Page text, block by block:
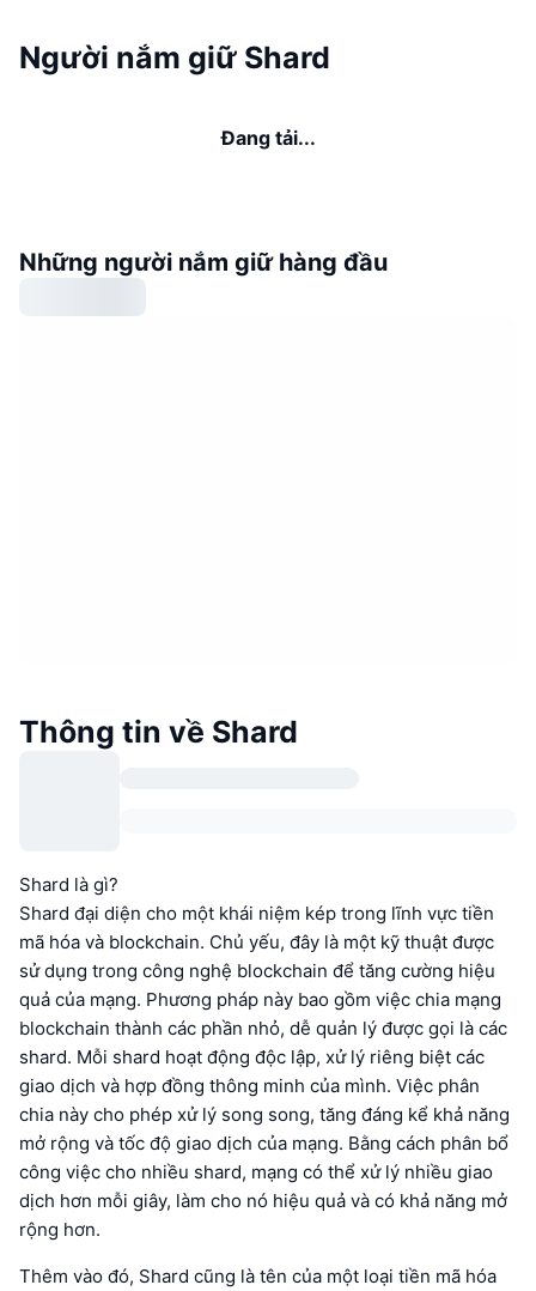
Người nắm giữ Shard
Đang tải...
Những người nắm giữ hàng đầu
Thông tin về Shard
Shard là gì?
Shard đại diện cho một khái niệm kép trong lĩnh vực tiền
mã hóa và blockchain. Chủ yếu, đây là một kỹ thuật được
sử dụng trong công nghệ blockchain để tăng cường hiệu
quả của mạng. Phương pháp này bao gồm việc chia mạng
blockchain thành các phần nhỏ, dễ quản lý được gọi là các
shard. Mỗi shard hoạt động độc lập, xử lý riêng biệt các
giao dịch và hợp đồng thông minh của mình. Việc phân
chia này cho phép xử lý song song, tăng đáng kể khả năng
mở rộng và tốc độ giao dịch của mạng. Bằng cách phân bổ
công việc cho nhiều shard, mạng có thể xử lý nhiều giao
dịch hơn mỗi giây, làm cho nó hiệu quả và có khả năng mở
rộng hơn.
Thêm vào đó, Shard cũng là tên của một loại tiền mã hóa